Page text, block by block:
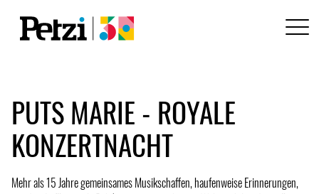
PUTS MARIE - ROYALE
KONZERTNACHT
Mehr als 15 Jahre gemeinsames Musikschaffen, haufenweise Erinnerungen,